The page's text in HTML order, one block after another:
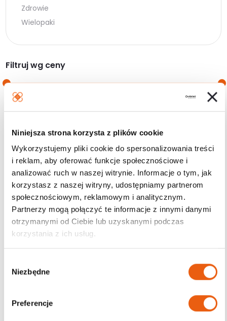
Niniejsza strona korzysta z plików cookie
Wykorzystujemy pliki cookie do spersonalizowania treści
i reklam, aby oferować funkcje społecznościowe i
analizować ruch w naszej witrynie. Informacje o tym, jak
korzystasz z naszej witryny, udostępniamy partnerom
społecznościowym, reklamowym i analitycznym.
Partnerzy mogą połączyć te informacje z innymi danymi
otrzymanymi od Ciebie lub uzyskanymi podczas
korzystania z ich usług.
Niezbędne
Preferencje
Zdrowie
Wielopaki
Filtruj wg ceny
Filtruj
Darmowa dostawa
od 200zł